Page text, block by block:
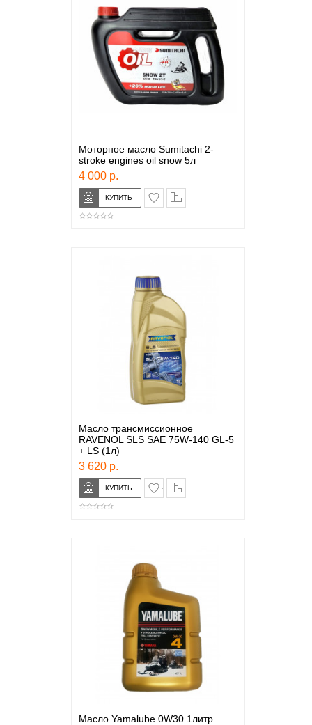
Моторное масло Sumitachi 2-
stroke engines oil snow 5л
4 000 р.
в закладки
Масло трансмиссионное
RAVENOL SLS SAE 75W-140 GL-5
+ LS (1л)
3 620 р.
в закладки
Масло Yamalube 0W30 1литр